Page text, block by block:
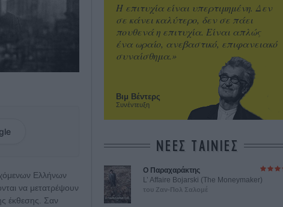
Ελλήνων
να μετατρέψουν
έκθεσης. Σαν
Βιμ Βέντερς
Συνέντευξη
Η επιτυχία είναι υπερτιμημένη. Δεν
σε κάνει καλύτερο, δεν σε πάει
πουθενά η επιτυχία. Είναι απλώς
ένα ωραίο, ανεβαστικό, επιφανειακό
συναίσθημα.»
ΝΕΕΣ ΤΑΙΝΙΕΣ
Ο Παραχαράκτης
L’ Affaire Bojarski (The Moneymaker)
του Ζαν-Πολ Σαλομέ